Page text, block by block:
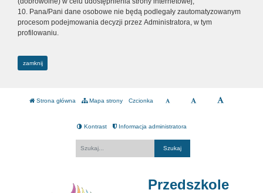
10. Pana/Pani dane osobowe nie będą podlegały zautomatyzowanym
procesom podejmowania decyzji przez Administratora, w tym
profilowaniu.
zamknij
Strona główna Mapa strony Czcionka
Kontrast Informacja administratora
Przedszkole